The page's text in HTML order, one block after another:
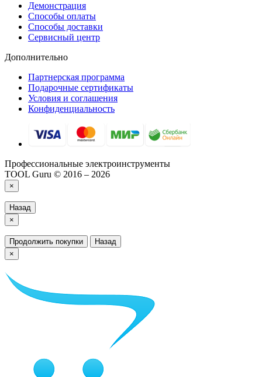
Демонстрация
Способы оплаты
Способы доставки
Сервисный центр
Дополнительно
Партнерская программа
Подарочные сертификаты
Условия и соглашения
Конфиденциальность
Профессиональные электроинструменты
TOOL Guru © 2016 – 2026
×
Назад
×
Продолжить покупки
Назад
×